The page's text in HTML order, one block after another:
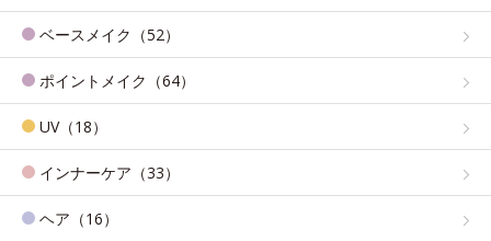
ベースメイク（52）
ポイントメイク（64）
UV（18）
インナーケア（33）
ヘア（16）